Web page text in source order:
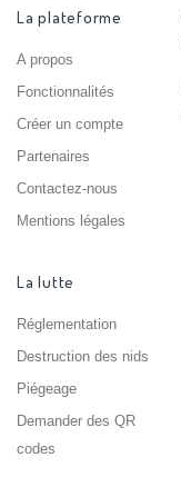
La plateforme
A propos
Fonctionnalités
Créer un compte
Partenaires
Contactez-nous
Mentions légales
La lutte
Réglementation
Destruction des nids
Piégeage
Demander des QR
codes